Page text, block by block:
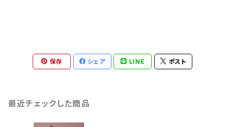
保存 シェア LINE ポスト
最近チェックした商品